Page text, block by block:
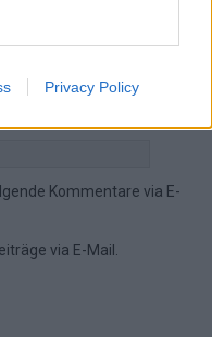
Privacy Policy
Kommentare via E-
via E-Mail.